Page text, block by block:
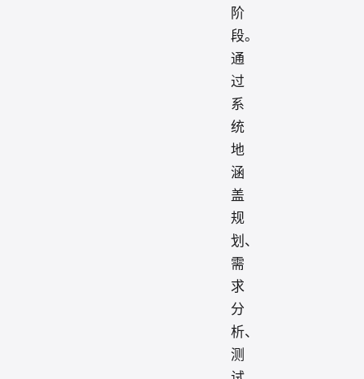
阶
段。
通
过
系
统
地
涵
盖
规
划、
需
求
分
析、
测